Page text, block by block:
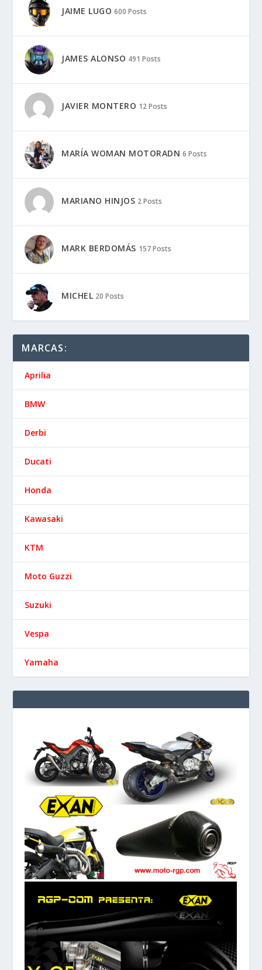
JAIME LUGO 600 Posts
JAMES ALONSO 491 Posts
JAVIER MONTERO 12 Posts
MARÍA WOMAN MOTORADN 6 Posts
MARIANO HINJOS 2 Posts
MARK BERDOMÁS 157 Posts
MICHEL 20 Posts
MARCAS:
Aprilia
BMW
Derbi
Ducati
Honda
Kawasaki
KTM
Moto Guzzi
Suzuki
Vespa
Yamaha